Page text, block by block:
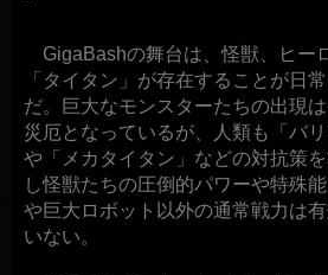
GigaBashの舞台は、怪獣、ヒー
「タイタン」が存在することが日
だ。巨大なモンスターたちの出現
災厄となっているが、人類も「バリ
や「メカタイタン」などの対抗策
し怪獣たちの圧倒的パワーや特殊
や巨大ロボット以外の通常戦力は
いない。